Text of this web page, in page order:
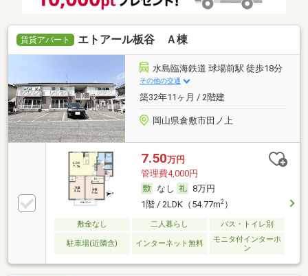
賃貸アパート エトアール板谷 Ａ棟
水島臨海鉄道 球場前駅 徒歩18分
その他の交通
築32年11ヶ月 / 2階建
岡山県倉敷市田ノ上
7.50万円
管理費4,000円
なし
8万円
1階 / 2LDK（54.77m2）
敷金なし 二人暮らし バス・トイレ別
駐車場(近隣含) インターネット無料
モニタ付インターホ
ン